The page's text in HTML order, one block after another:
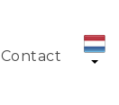
Contact